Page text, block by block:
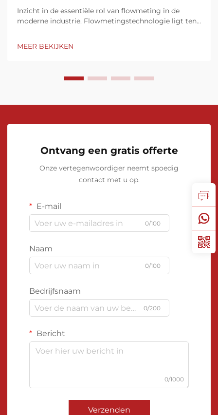
Inzicht in de essentiële rol van flowmeting in de
moderne industrie. Flowmetingstechnologie ligt ten
is in uiteenlopende toepassingen. Van precisie...
MEER BEKIJKEN
Ontvang een gratis offerte
Onze vertegenwoordiger neemt spoedig
contact met u op.
E-mail
0/100
Naam
0/100
Bedrijfsnaam
0/200
Bericht
0/1000
Verzenden